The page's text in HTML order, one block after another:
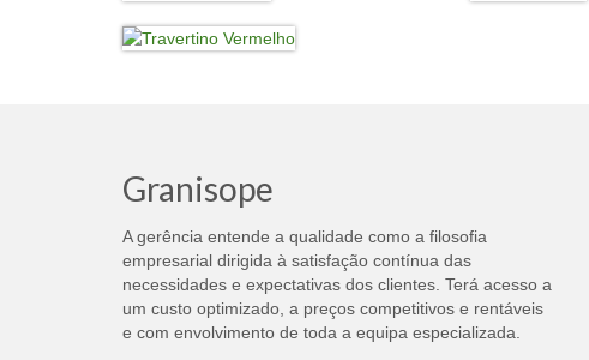
Granisope
A gerência entende a qualidade como a filosofia
empresarial dirigida à satisfação contínua das
necessidades e expectativas dos clientes. Terá acesso a
um custo optimizado, a preços competitivos e rentáveis
e com envolvimento de toda a equipa especializada.